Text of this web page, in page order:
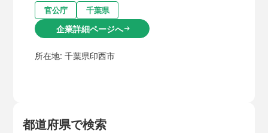
都道府県で検索
官公庁 千葉県
企業詳細ページへarrow_right_alt
所在地:千葉県印西市